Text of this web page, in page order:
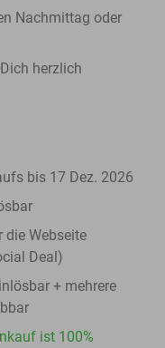
Nachmittag oder
herzlich
bis 17 Dez. 2026
die Webseite
Deal)
+ mehrere
ist 100%